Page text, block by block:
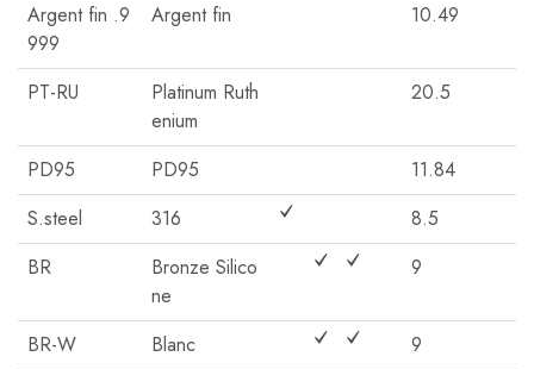
Argent fin .9
999
Argent fin 10.49
PT-RU
Platinum Ruth
enium
20.5
PD95 PD95
11.84
S.steel
316
8.5
BR
Bronze Silico
ne
9
BR-W Blanc
9